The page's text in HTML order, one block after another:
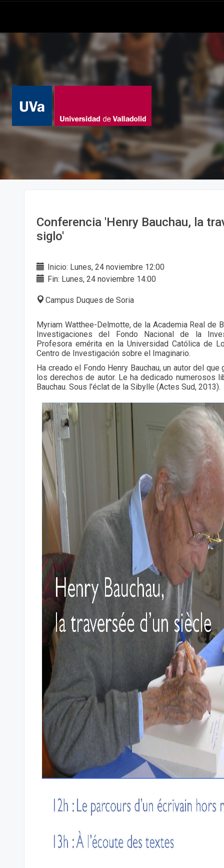
Conferencia 'Henry Bauchau, la
siglo'
Inicio: Lunes, 24 noviembre 12:00
Fin: Lunes, 24 noviembre 14:00
Campus Duques de Soria
Myriam Watthee-Delmotte, de la Academia Real de
Investigaciones del Fondo Nacional de la
Profesora emérita en la Universidad Católica de
Centro de Investigación sobre el Imaginario.
Ha creado el Fondo Henry Bauchau, un autor del
los derechos de autor. Le ha dedicado numerosos
Bauchau. Sous l’éclat de la Sibylle (Actes Sud, 2013).